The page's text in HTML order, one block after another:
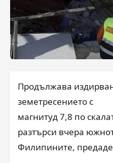
Продължава
земетресението с
магнитуд 7,8 по
разтърси вчера
Филипините, предаде